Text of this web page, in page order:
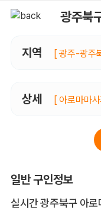
광주북
지역 [ 광주-광주
상세 [ 아로마마
일반 구인정보
실시간 광주북구 아